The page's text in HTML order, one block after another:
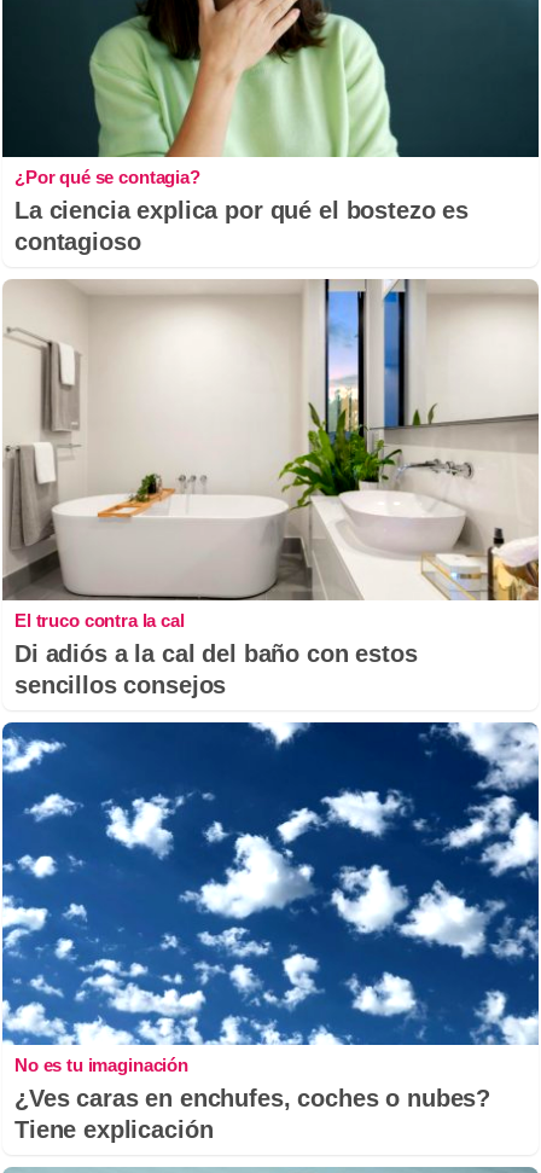
¿Por qué se contagia?
La ciencia explica por qué el bostezo es
contagioso
El truco contra la cal
Di adiós a la cal del baño con estos
sencillos consejos
No es tu imaginación
¿Ves caras en enchufes, coches o nubes?
Tiene explicación